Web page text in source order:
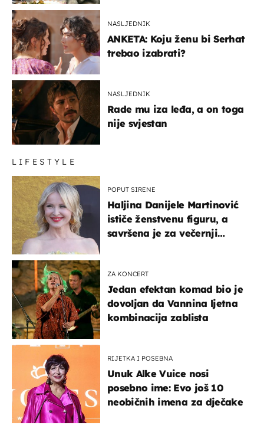
NASLJEDNIK
ANKETA: Koju ženu bi Serhat
trebao izabrati?
NASLJEDNIK
Rade mu iza leđa, a on toga
nije svjestan
LIFESTYLE
POPUT SIRENE
Haljina Danijele Martinović
ističe ženstvenu figuru, a
savršena je za večernji
ZA KONCERT
Jedan efektan komad bio je
dovoljan da Vannina ljetna
kombinacija zablista
RIJETKA I POSEBNA
Unuk Alke Vuice nosi
posebno ime: Evo još 10
neobičnih imena za dječake